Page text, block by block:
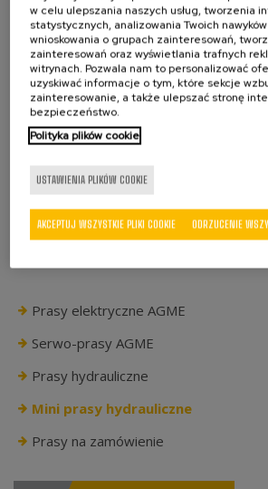
bezpieczeństwa pracy operatora.
Każda prasa posiada zespół
ciśnienia oraz siłownik z
wysokości. Wszystkie parametry
itd.) są kontrolowane i
umieszczony w szafie elektrycznej
firmy Siemens i pulpit sterowniczy z
dotykowym.
Prasy elektryczne AGME
Serwo-prasy AGME
Prasy hydrauliczne
Mini prasy hydrauliczne
Prasy na zamówienie
w celu ulepszania naszych usług, tworzenia
statystycznych, analizowania Twoich
wnioskowania o grupach zainteresowań,
zainteresowań oraz wyświetlania trafnych
witrynach. Pozwala nam to personalizować
uzyskiwać informacje o tym, które sekcje
zainteresowanie, a także ulepszać stronę
bezpieczeństwo.
Polityka plików cookie
USTAWIENIA PLIKÓW COOKIE
ODRZUCENIE
AKCEPTUJ WSZYSTKIE PLIKI COOKIE